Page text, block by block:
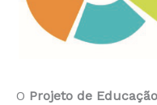
O Projeto de